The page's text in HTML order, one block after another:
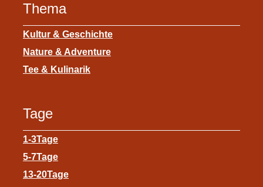
Thema
Kultur & Geschichte
Nature & Adventure
Tee & Kulinarik
Tage
1-3Tage
5-7Tage
13-20Tage